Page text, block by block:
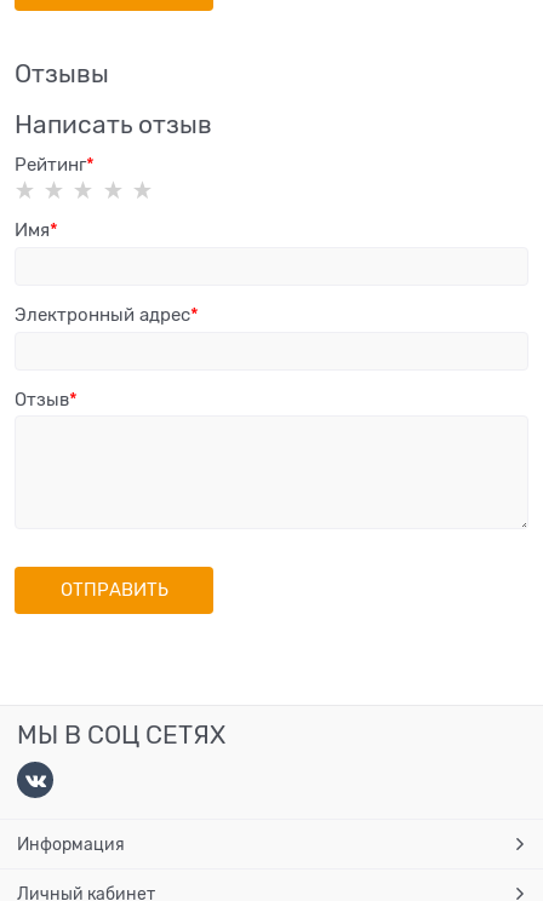
Отзывы
Написать отзыв
Рейтинг
Имя
Электронный адрес
Отзыв
МЫ В СОЦ СЕТЯХ
Информация
Личный кабинет